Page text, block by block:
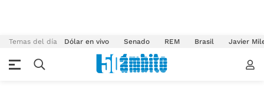
Temas del día Dólar en vivo Senado REM Brasil Javier